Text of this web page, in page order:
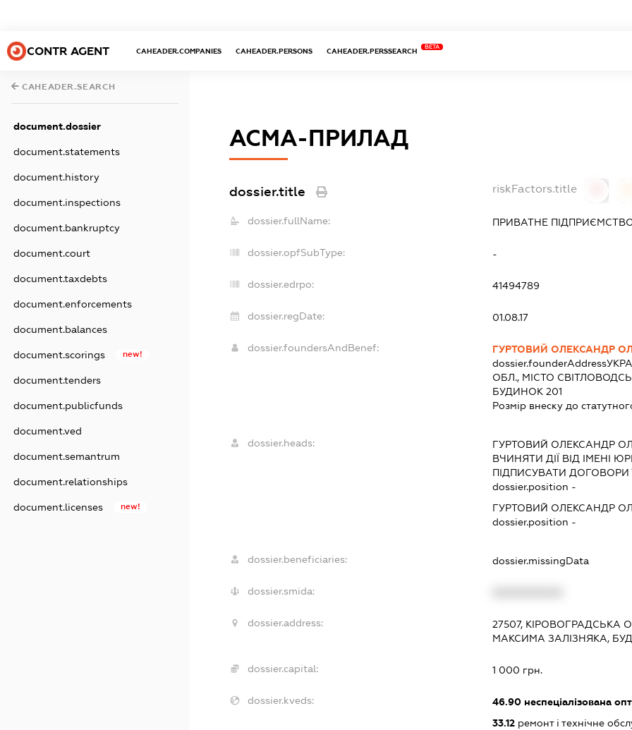
CONTR AGENT CAHEADER.COMPANIES CAHEADER.PERSONS CAHEADER.PERSSEARCH
BETA
CAHEADER.SEARCH
document.dossier
document.statements
document.history
document.inspections
document.bankruptcy
document.court
document.taxdebts
document.enforcements
document.balances
document.scorings new!
document.tenders
document.publicfunds
document.ved
document.semantrum
document.relationships
document.licenses new!
АСМА-ПРИЛАД
dossier.title riskFactors.title
dossier.fullName: ПРИВАТНЕ
dossier.opfSubType: -
dossier.edrpo: 41494789
dossier.regDate: 01.08.17
dossier.foundersAndBenef:
ГУРТОВИЙ ОЛЕКСАНДР
dossier.founderAddress
ОБЛ., МІСТО
БУДИНОК 201
Розмір внеску до
dossier.heads: ГУРТОВИЙ ОЛЕКСАНДР
ВЧИНЯТИ ДІЇ ВІД ІМЕНІ
ПІДПИСУВАТИ
dossier.position -
ГУРТОВИЙ ОЛЕКСАНДР
dossier.position -
dossier.beneficiaries: dossier.missingData
dossier.smida:
dossier.address:
27507, КІРОВОГРАДСЬКА
МАКСИМА ЗАЛІЗНЯКА,
dossier.capital: 1 000 грн.
dossier.kveds: 46.90неспеціалізована
33.12ремонт і технічне